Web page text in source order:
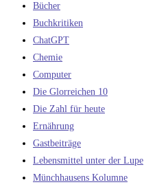
Bücher
Buchkritiken
ChatGPT
Chemie
Computer
Die Glorreichen 10
Die Zahl für heute
Ernährung
Gastbeiträge
Lebensmittel unter der Lupe
Münchhausens Kolumne